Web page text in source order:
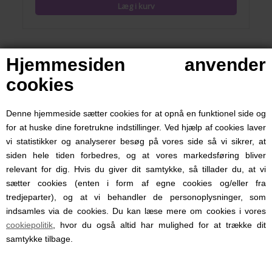
Hjemmesiden anvender
cookies
Denne hjemmeside sætter cookies for at opnå en funktionel side og
for at huske dine foretrukne indstillinger. Ved hjælp af cookies laver
vi statistikker og analyserer besøg på vores side så vi sikrer, at
siden hele tiden forbedres, og at vores markedsføring bliver
relevant for dig. Hvis du giver dit samtykke, så tillader du, at vi
sætter cookies (enten i form af egne cookies og/eller fra
tredjeparter), og at vi behandler de personoplysninger, som
indsamles via de cookies. Du kan læse mere om cookies i vores
cookiepolitik , hvor du også altid har mulighed for at trække dit
samtykke tilbage.
Hår Clips Sølv, Petit by Sofie Schnoor